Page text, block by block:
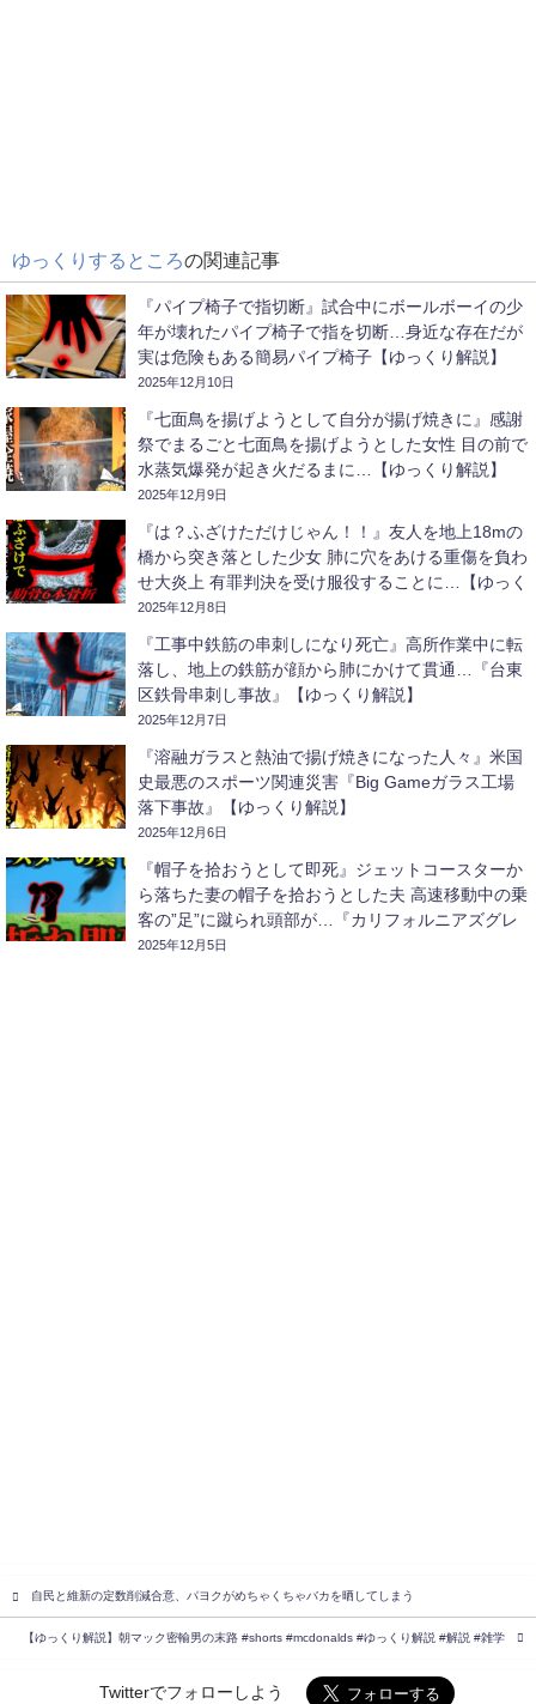
ゆっくりするところの関連記事
『パイプ椅子で指切断』試合中にボールボーイの少
年が壊れたパイプ椅子で指を切断…身近な存在だが
実は危険もある簡易パイプ椅子【ゆっくり解説】
2025年12月10日
『七面鳥を揚げようとして自分が揚げ焼きに』感謝
祭でまるごと七面鳥を揚げようとした女性 目の前で
水蒸気爆発が起き火だるまに…【ゆっくり解説】
2025年12月9日
『は？ふざけただけじゃん！！』友人を地上18mの
橋から突き落とした少女 肺に穴をあける重傷を負わ
せ大炎上 有罪判決を受け服役することに…【ゆっく
り解説】
2025年12月8日
『工事中鉄筋の串刺しになり死亡』高所作業中に転
落し、地上の鉄筋が顔から肺にかけて貫通…『台東
区鉄骨串刺し事故』【ゆっくり解説】
2025年12月7日
『溶融ガラスと熱油で揚げ焼きになった人々』米国
史最悪のスポーツ関連災害『Big Gameガラス工場
落下事故』【ゆっくり解説】
2025年12月6日
『帽子を拾おうとして即死』ジェットコースターか
ら落ちた妻の帽子を拾おうとした夫 高速移動中の乗
客の”足”に蹴られ頭部が…『カリフォルニアズグレ
ートアメリカコースター激突事故』【ゆっくり解
2025年12月5日
自民と維新の定数削減合意、パヨクがめちゃくちゃバカを晒してしまう
【ゆっくり解説】朝マック密輸男の末路 #shorts #mcdonalds #ゆっくり解説 #解説 #雑学
Twitterでフォローしよう